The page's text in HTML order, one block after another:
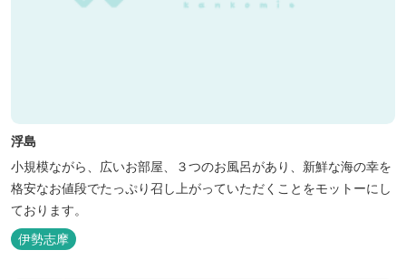
浮島
小規模ながら、広いお部屋、３つのお風呂があり、新鮮な海の幸を
格安なお値段でたっぷり召し上がっていただくことをモットーにし
ております。
伊勢志摩